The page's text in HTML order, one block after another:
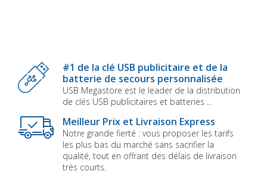
#1 de la clé USB publicitaire et de la
batterie de secours personnalisée
USB Megastore est le leader de la distribution
de clés USB publicitaires et batteries ...
Meilleur Prix et Livraison Express
Notre grande fierté : vous proposer les tarifs
les plus bas du marché sans sacrifier la
qualité, tout en offrant des délais de livraison
très courts.